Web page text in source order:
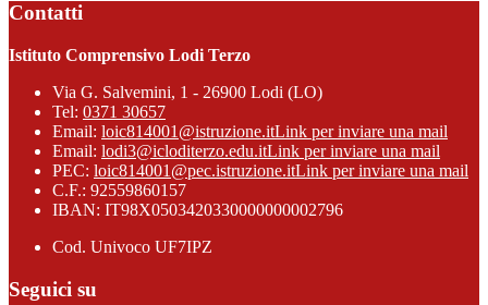
Contatti
Istituto Comprensivo Lodi Terzo
Via G. Salvemini, 1 - 26900 Lodi (LO)
Tel: 0371 30657
Email: loic814001@istruzione.itLink per inviare una mail
Email: lodi3@icloditerzo.edu.itLink per inviare una mail
PEC: loic814001@pec.istruzione.itLink per inviare una mail
C.F.: 92559860157
IBAN: IT98X0503420330000000002796
Cod. Univoco UF7IPZ
Seguici su